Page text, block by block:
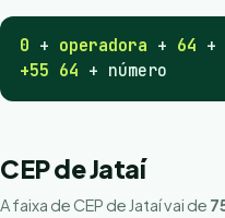
0 + operadora + 64 +
+55 64 + número
CEP de Jataí
A faixa de CEP de Jataí vai de